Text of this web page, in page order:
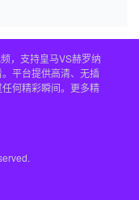
，支持皇马VS赫罗纳
平台提供高清、无插
何精彩瞬间。更多精